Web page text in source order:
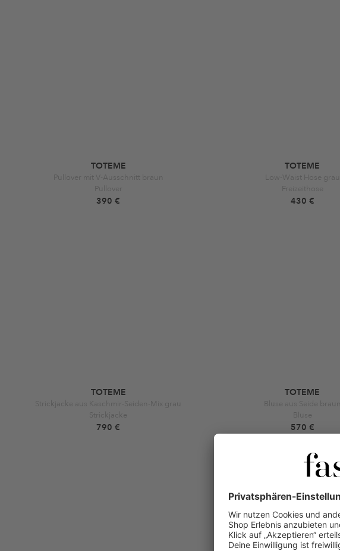
TOTEME
Pullover mit V-Ausschnitt braun
Pullover
390 €
TOTEME
Low-Waist Hose grau
Freizeithose
430 €
TOTEME
Strickjacke aus Kaschmir-Seiden-Mix grau
Strickjacke
790 €
TOTEME
Bluse aus Seide braun
Bluse
570 €